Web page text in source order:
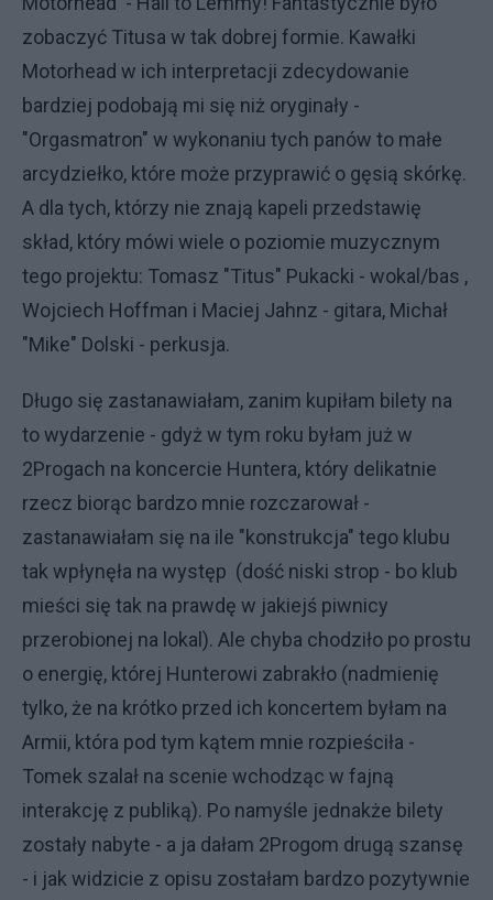
zobaczyć Titusa w tak dobrej formie. Kawałki
Motorhead w ich interpretacji zdecydowanie
bardziej podobają mi się niż oryginały -
"Orgasmatron" w wykonaniu tych panów to małe
arcydziełko, które może przyprawić o gęsią skórkę.
A dla tych, którzy nie znają kapeli przedstawię
skład, który mówi wiele o poziomie muzycznym
tego projektu: Tomasz "Titus" Pukacki - wokal/bas ,
Wojciech Hoffman i Maciej Jahnz - gitara, Michał
"Mike" Dolski - perkusja.
Długo się zastanawiałam, zanim kupiłam bilety na
to wydarzenie - gdyż w tym roku byłam już w
2Progach na koncercie Huntera, który delikatnie
rzecz biorąc bardzo mnie rozczarował -
zastanawiałam się na ile "konstrukcja" tego klubu
tak wpłynęła na występ (dość niski strop - bo klub
mieści się tak na prawdę w jakiejś piwnicy
przerobionej na lokal). Ale chyba chodziło po prostu
o energię, której Hunterowi zabrakło (nadmienię
tylko, że na krótko przed ich koncertem byłam na
Armii, która pod tym kątem mnie rozpieściła -
Tomek szalał na scenie wchodząc w fajną
interakcję z publiką). Po namyśle jednakże bilety
zostały nabyte - a ja dałam 2Progom drugą szansę
- i jak widzicie z opisu zostałam bardzo pozytywnie